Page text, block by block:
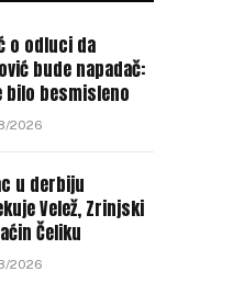
o odluci da
bude napadač:
bilo besmisleno
2026
u derbiju
Velež, Zrinjski
Čeliku
2026